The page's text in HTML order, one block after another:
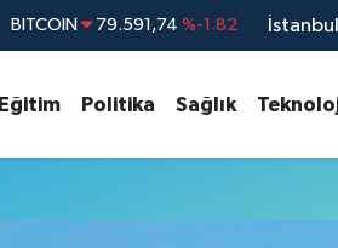
BITCOIN 79.591,74 %-1.82
EURO 53,38690 %0.19
STERLİN 61,60380 %0.18
İstanbul
Eğitim Politika Sağlık